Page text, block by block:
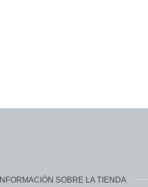
INFORMACIÓN SOBRE LA TIENDA